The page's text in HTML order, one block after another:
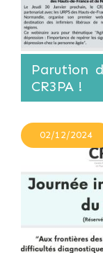
Parution
CR3PA !
02/12/2024